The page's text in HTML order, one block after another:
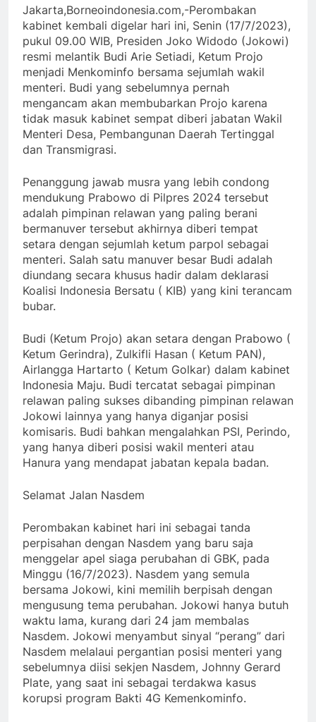
Jakarta,Borneoindonesia.com,-Perombakan
kabinet kembali digelar hari ini, Senin (17/7/2023),
pukul 09.00 WIB, Presiden Joko Widodo (Jokowi)
resmi melantik Budi Arie Setiadi, Ketum Projo
menjadi Menkominfo bersama sejumlah wakil
menteri. Budi yang sebelumnya pernah
mengancam akan membubarkan Projo karena
tidak masuk kabinet sempat diberi jabatan Wakil
Menteri Desa, Pembangunan Daerah Tertinggal
dan Transmigrasi.
Penanggung jawab musra yang lebih condong
mendukung Prabowo di Pilpres 2024 tersebut
adalah pimpinan relawan yang paling berani
bermanuver tersebut akhirnya diberi tempat
setara dengan sejumlah ketum parpol sebagai
menteri. Salah satu manuver besar Budi adalah
diundang secara khusus hadir dalam deklarasi
Koalisi Indonesia Bersatu ( KIB) yang kini terancam
bubar.
Budi (Ketum Projo) akan setara dengan Prabowo (
Ketum Gerindra), Zulkifli Hasan ( Ketum PAN),
Airlangga Hartarto ( Ketum Golkar) dalam kabinet
Indonesia Maju. Budi tercatat sebagai pimpinan
relawan paling sukses dibanding pimpinan relawan
Jokowi lainnya yang hanya diganjar posisi
komisaris. Budi bahkan mengalahkan PSI, Perindo,
yang hanya diberi posisi wakil menteri atau
Hanura yang mendapat jabatan kepala badan.
Selamat Jalan Nasdem
Perombakan kabinet hari ini sebagai tanda
perpisahan dengan Nasdem yang baru saja
menggelar apel siaga perubahan di GBK, pada
Minggu (16/7/2023). Nasdem yang semula
bersama Jokowi, kini memilih berpisah dengan
mengusung tema perubahan. Jokowi hanya butuh
waktu lama, kurang dari 24 jam membalas
Nasdem. Jokowi menyambut sinyal “perang” dari
Nasdem melalaui pergantian posisi menteri yang
sebelumnya diisi sekjen Nasdem, Johnny Gerard
Plate, yang saat ini sebagai terdakwa kasus
korupsi program Bakti 4G Kemenkominfo.